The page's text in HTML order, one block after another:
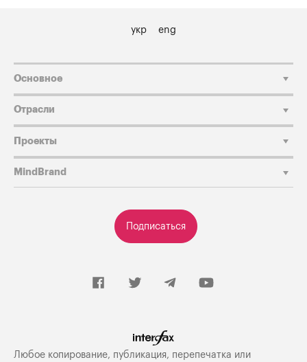
укр eng
Подписаться
Основное
Отрасли
Проекты
MindBrand
Любое копирование, публикация, перепечатка или